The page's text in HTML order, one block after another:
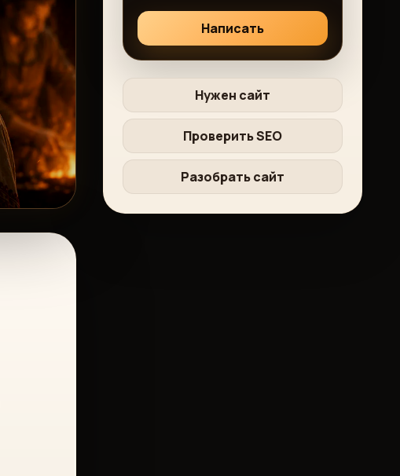
Написать
Нужен сайт
Проверить SEO
Разобрать сайт